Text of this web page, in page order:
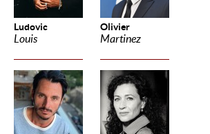
Ludovic
Louis
Olivier
Martinez